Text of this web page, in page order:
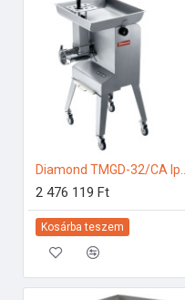
2 476 119 Ft
Kosárba teszem